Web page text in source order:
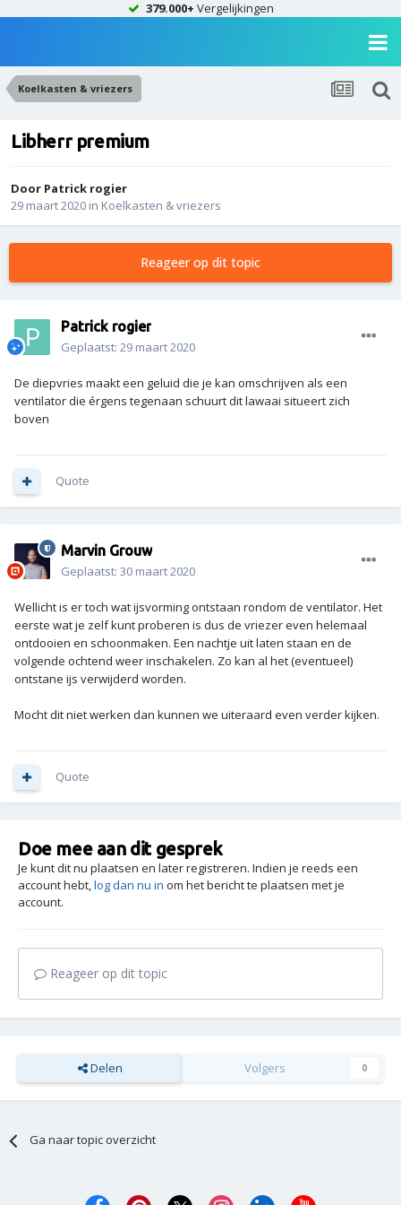
379.000+ Vergelijkingen
Koelkasten & vriezers
Libherr premium
Door Patrick rogier
29 maart 2020 in Koelkasten & vriezers
Reageer op dit topic
Patrick rogier
Geplaatst: 29 maart 2020
De diepvries maakt een geluid die je kan omschrijven als een
ventilator die érgens tegenaan schuurt dit lawaai situeert zich
boven
Quote
Marvin Grouw
Geplaatst: 30 maart 2020
Wellicht is er toch wat ijsvorming ontstaan rondom de ventilator. Het
eerste wat je zelf kunt proberen is dus de vriezer even helemaal
ontdooien en schoonmaken. Een nachtje uit laten staan en de
volgende ochtend weer inschakelen. Zo kan al het (eventueel)
ontstane ijs verwijderd worden.
Mocht dit niet werken dan kunnen we uiteraard even verder kijken.
Quote
Doe mee aan dit gesprek
Je kunt dit nu plaatsen en later registreren. Indien je reeds een
account hebt,log dan nu in om het bericht te plaatsen met je
account.
Reageer op dit topic
Delen Volgers 0
Ga naar topic overzicht